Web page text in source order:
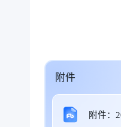
附件
附件：